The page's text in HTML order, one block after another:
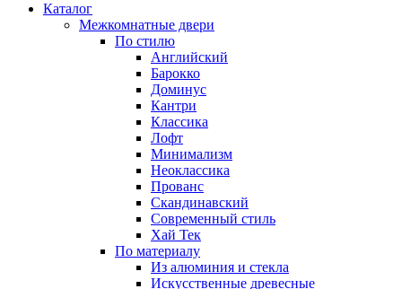
Каталог
Межкомнатные двери
По стилю
Английский
Барокко
Доминус
Кантри
Классика
Лофт
Минимализм
Неоклассика
Прованс
Скандинавский
Современный стиль
Хай Тек
По материалу
Из алюминия и стекла
Искусственные древесные